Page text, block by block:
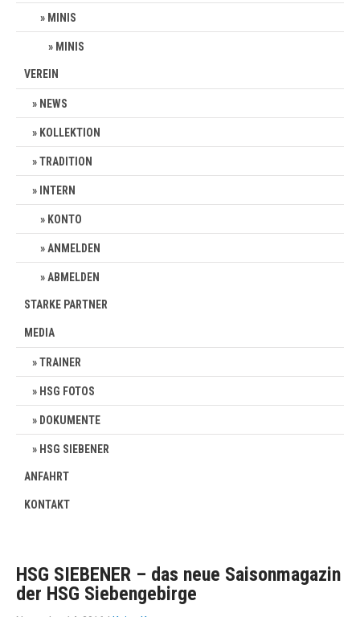
MINIS
MINIS
VEREIN
NEWS
KOLLEKTION
TRADITION
INTERN
KONTO
ANMELDEN
ABMELDEN
STARKE PARTNER
MEDIA
TRAINER
HSG FOTOS
DOKUMENTE
HSG SIEBENER
ANFAHRT
KONTAKT
HSG SIEBENER – das neue Saisonmagazin
der HSG Siebengebirge